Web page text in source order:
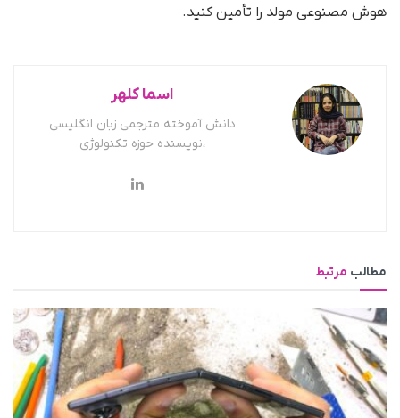
هوش مصنوعی مولد را تأمین کنید.
اسما کلهر
دانش آموخته مترجمی زبان انگلیسی
،نویسنده حوزه تکنولوژی
مطالب مرتبط